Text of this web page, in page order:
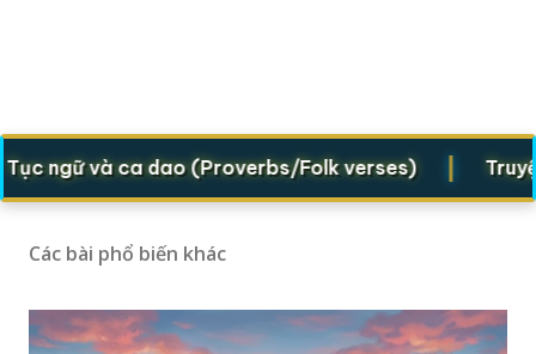
và ca dao (Proverbs/Folk verses) | Truyện
Các bài phổ biến khác